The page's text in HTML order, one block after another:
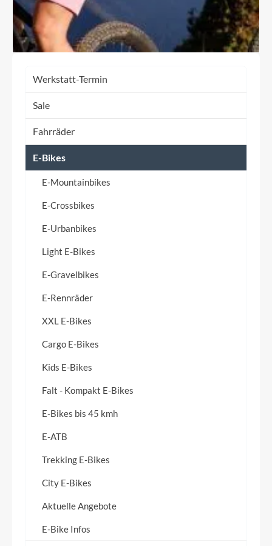
Werkstatt-Termin
Sale
Fahrräder
E-Bikes
E-Mountainbikes
E-Crossbikes
E-Urbanbikes
Light E-Bikes
E-Gravelbikes
E-Rennräder
XXL E-Bikes
Cargo E-Bikes
Kids E-Bikes
Falt - Kompakt E-Bikes
E-Bikes bis 45 kmh
E-ATB
Trekking E-Bikes
City E-Bikes
Aktuelle Angebote
E-Bike Infos